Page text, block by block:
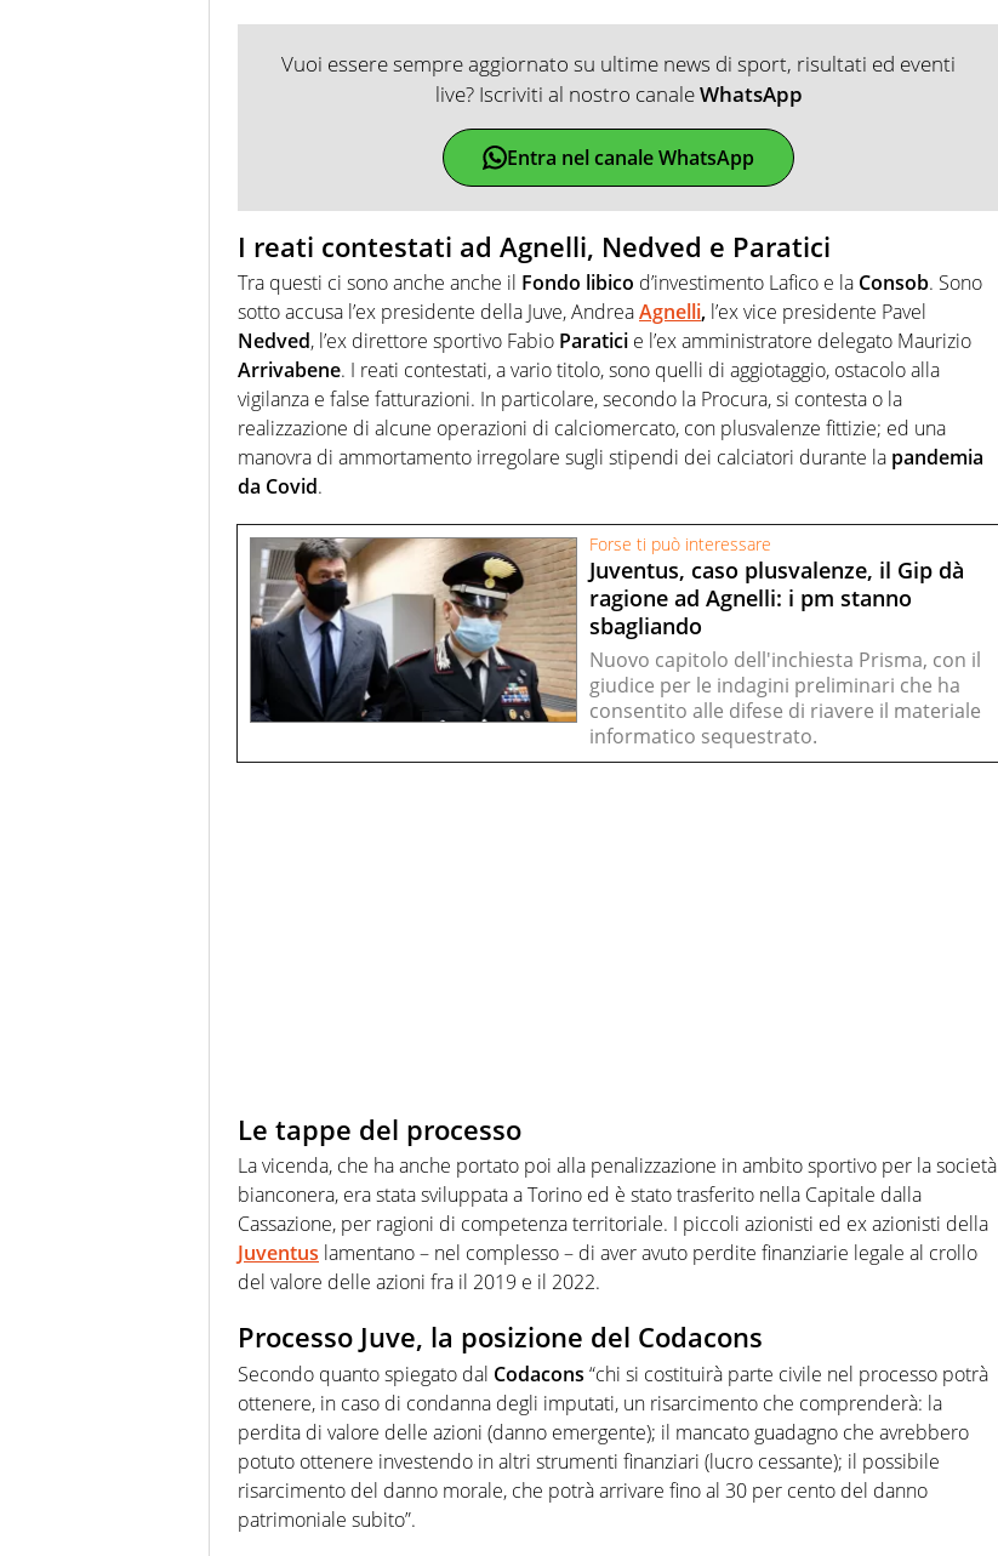
Vuoi essere sempre aggiornato su ultime news di sport, risultati ed eventi
live? Iscriviti al nostro canaleWhatsApp
Entra nel canale WhatsApp
I reati contestati ad Agnelli, Nedved e Paratici
Tra questi ci sono anche anche il Fondo libico d’investimento Lafico e la Consob. Sono
sotto accusa l’ex presidente della Juve, AndreaAgnelli, l’ex vice presidente Pavel
Nedved, l’ex direttore sportivo Fabio Paratici e l’ex amministratore delegato Maurizio
Arrivabene. I reati contestati, a vario titolo, sono quelli di aggiotaggio, ostacolo alla
vigilanza e false fatturazioni. In particolare, secondo la Procura, si contesta o la
realizzazione di alcune operazioni di calciomercato, con plusvalenze fittizie; ed una
manovra di ammortamento irregolare sugli stipendi dei calciatori durante la pandemia
da Covid.
Forse ti può interessare
Juventus, caso plusvalenze, il Gip dà
ragione ad Agnelli: i pm stanno
sbagliando
Nuovo capitolo dell'inchiesta Prisma, con il
giudice per le indagini preliminari che ha
consentito alle difese di riavere il materiale
informatico sequestrato.
Le tappe del processo
La vicenda, che ha anche portato poi alla penalizzazione in ambito sportivo per la società
bianconera, era stata sviluppata a Torino ed è stato trasferito nella Capitale dalla
Cassazione, per ragioni di competenza territoriale. I piccoli azionisti ed ex azionisti della
Juventus lamentano – nel complesso – di aver avuto perdite finanziarie legale al crollo
del valore delle azioni fra il 2019 e il 2022.
Processo Juve, la posizione del Codacons
Secondo quanto spiegato dal Codacons “chi si costituirà parte civile nel processo potrà
ottenere, in caso di condanna degli imputati, un risarcimento che comprenderà: la
perdita di valore delle azioni (danno emergente); il mancato guadagno che avrebbero
potuto ottenere investendo in altri strumenti finanziari (lucro cessante); il possibile
risarcimento del danno morale, che potrà arrivare fino al 30 per cento del danno
patrimoniale subito”.